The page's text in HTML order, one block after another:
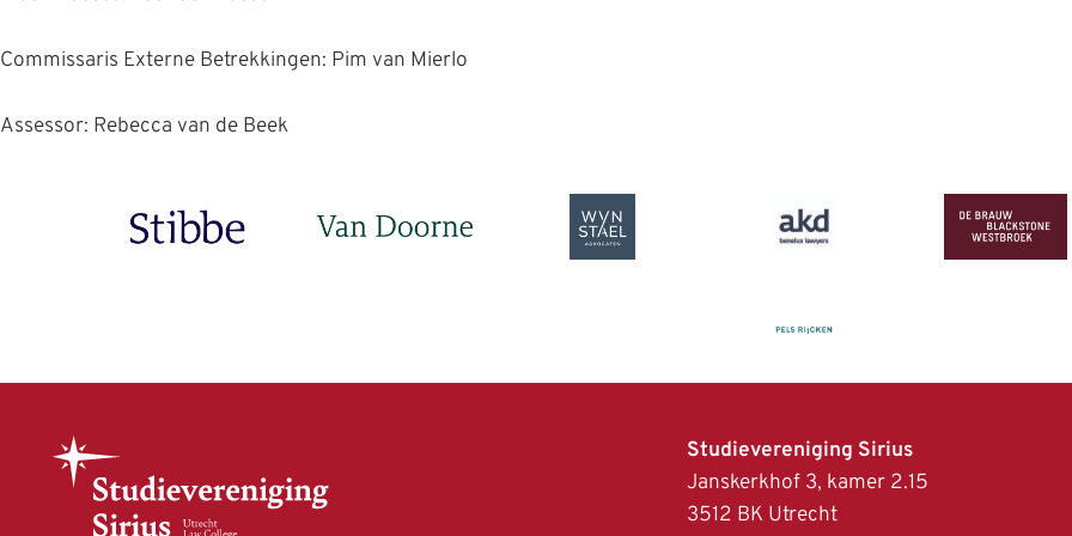
Commissaris Externe Betrekkingen: Pim van Mierlo
Assessor: Rebecca van de Beek
Studievereniging Sirius
Janskerkhof 3, kamer 2.15
3512 BK Utrecht